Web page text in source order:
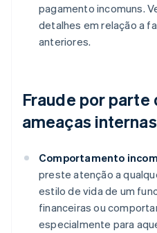
pagamento incomuns.
detalhes em relação a
anteriores.
Fraude por parte
ameaças internas
Comportamento
preste atenção a
estilo de vida de um
financeiras ou
especialmente para